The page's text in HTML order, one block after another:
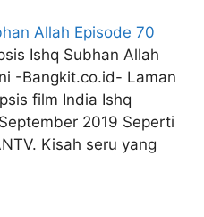
Allah Episode 70
Ishq Subhan Allah
-Bangkit.co.id- Laman
film India Ishq
2019 Seperti
Kisah seru yang